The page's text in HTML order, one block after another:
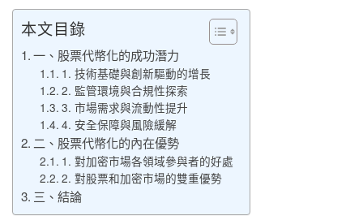
本文目錄
一、股票代幣化的成功潛力
1. 技術基礎與創新驅動的增長
2. 監管環境與合規性探索
3. 市場需求與流動性提升
4. 安全保障與風險緩解
二、股票代幣化的內在優勢
1. 對加密市場各領域參與者的好處
2. 對股票和加密市場的雙重優勢
三、結論